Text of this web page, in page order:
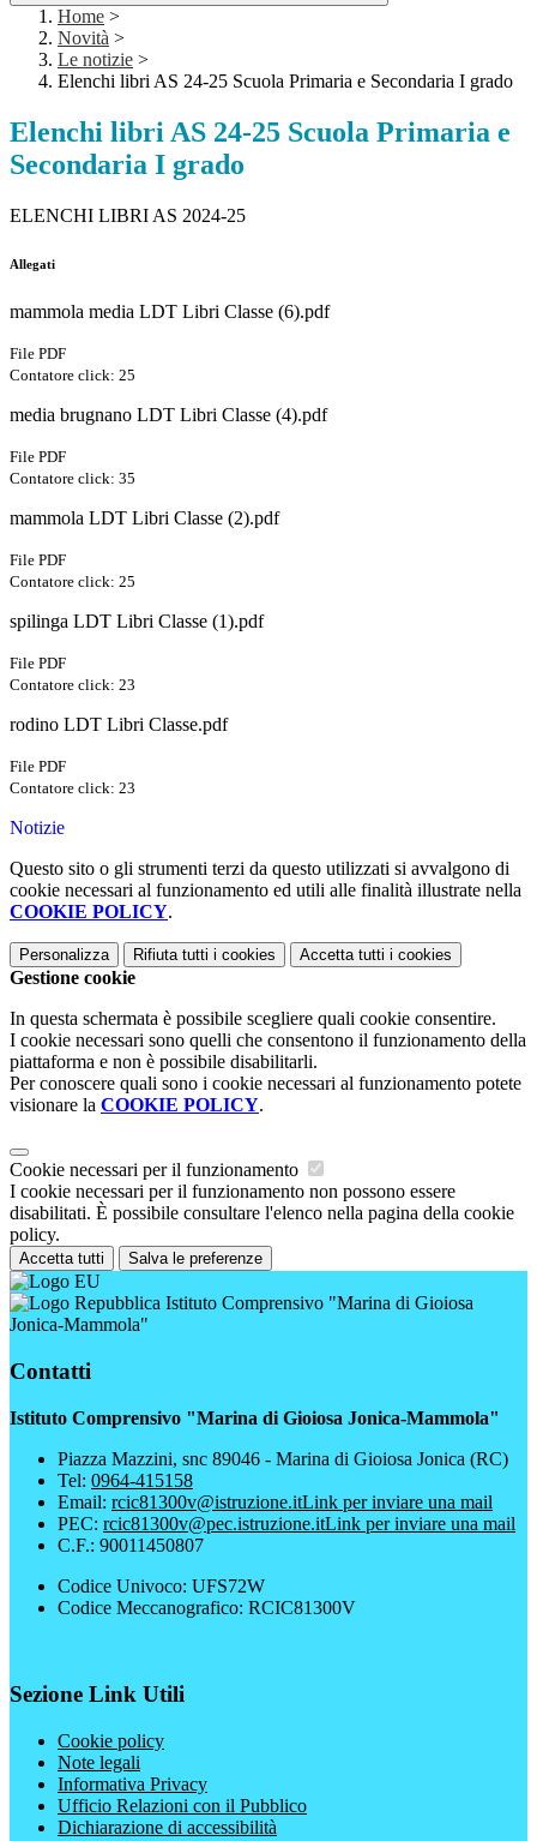
Home >
Novità >
Le notizie >
Elenchi libri AS 24-25 Scuola Primaria e Secondaria I grado
Elenchi libri AS 24-25 Scuola Primaria e
Secondaria I grado
ELENCHI LIBRI AS 2024-25
Allegati
mammola media LDT Libri Classe (6).pdf
File PDF
Contatore click: 25
media brugnano LDT Libri Classe (4).pdf
File PDF
Contatore click: 35
mammola LDT Libri Classe (2).pdf
File PDF
Contatore click: 25
spilinga LDT Libri Classe (1).pdf
File PDF
Contatore click: 23
rodino LDT Libri Classe.pdf
File PDF
Contatore click: 23
Notizie
Questo sito o gli strumenti terzi da questo utilizzati si avvalgono di
cookie necessari al funzionamento ed utili alle finalità illustrate nella
COOKIE POLICY.
Personalizza Rifiuta tutti i cookies Accetta tutti i cookies
Gestione cookie
In questa schermata è possibile scegliere quali cookie consentire.
I cookie necessari sono quelli che consentono il funzionamento della
piattaforma e non è possibile disabilitarli.
Per conoscere quali sono i cookie necessari al funzionamento potete
visionare la COOKIE POLICY.
Cookie necessari per il funzionamento
I cookie necessari per il funzionamento non possono essere
disabilitati. È possibile consultare l'elenco nella pagina della cookie
policy.
Accetta tutti Salva le preferenze
Istituto Comprensivo "Marina di Gioiosa
Jonica-Mammola"
Contatti
Istituto Comprensivo "Marina di Gioiosa Jonica-Mammola"
Piazza Mazzini, snc 89046 - Marina di Gioiosa Jonica (RC)
Tel: 0964-415158
Email: rcic81300v@istruzione.itLink per inviare una mail
PEC: rcic81300v@pec.istruzione.itLink per inviare una mail
C.F.: 90011450807
Codice Univoco: UFS72W
Codice Meccanografico: RCIC81300V
Sezione Link Utili
Cookie policy
Note legali
Informativa Privacy
Ufficio Relazioni con il Pubblico
Dichiarazione di accessibilità